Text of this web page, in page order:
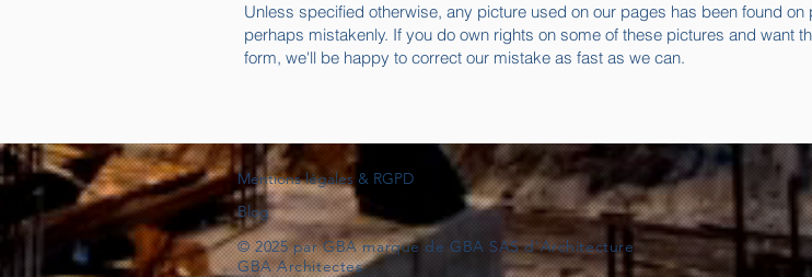
Unless specified otherwise, any picture used on our pages has been found
perhaps mistakenly. If you do own rights on some of these pictures and want
form, we'll be happy to correct our mistake as fast as we can.
Mentions légales & RGPD
Blog
© 2025 par GBA marque de GBA SAS d'Architecture
GBA Architectes